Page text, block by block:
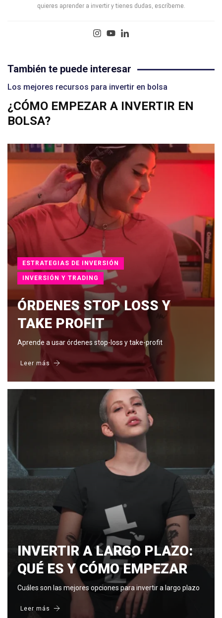
quieres aprender a invertir y tienes dudas, escríbeme.
También te puede interesar
Los mejores recursos para invertir en bolsa
¿CÓMO EMPEZAR A INVERTIR EN
BOLSA?
ESTRATEGIAS DE INVERSIÓN
INVERSIÓN Y TRADING
ÓRDENES STOP LOSS Y
TAKE PROFIT
Aprende a usar órdenes stop-loss y take-profit
Leer más
INVERTIR A LARGO PLAZO:
QUÉ ES Y CÓMO EMPEZAR
Cuáles son las mejores opciones para invertir a largo plazo
Leer más